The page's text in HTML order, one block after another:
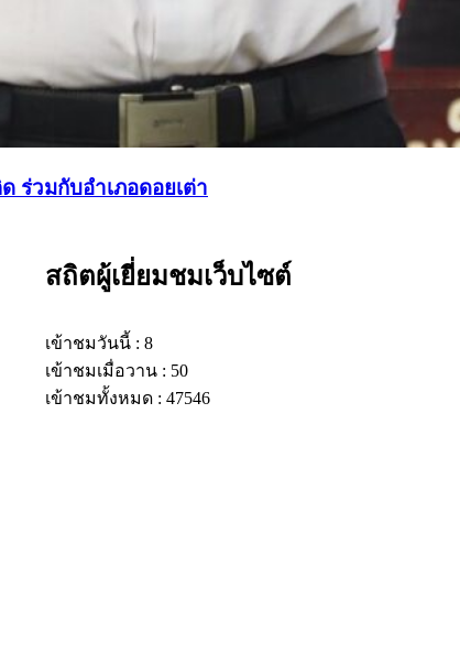
ร่วมกับอำเภอดอยเต่า
สถิตผู้เยี่ยมชมเว็บไซต์
เข้าชมวันนี้ : 8
เข้าชมเมื่อวาน : 50
เข้าชมทั้งหมด : 47546